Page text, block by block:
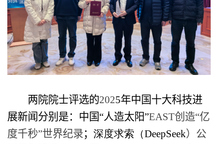
两院院士评选的2025年中国十大科技进
展新闻分别是：中国“人造太阳”EAST创造“亿
度千秒”世界纪录； 深度求索（DeepSeek）公